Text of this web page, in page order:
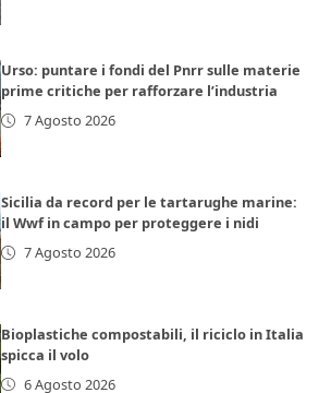
Urso: puntare i fondi del Pnrr sulle materie
prime critiche per rafforzare l’industria
7 Agosto 2026
Sicilia da record per le tartarughe marine:
il Wwf in campo per proteggere i nidi
7 Agosto 2026
Bioplastiche compostabili, il riciclo in Italia
spicca il volo
6 Agosto 2026